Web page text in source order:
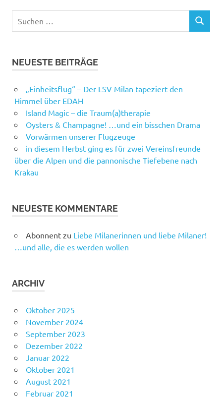
nach:
SUCHEN
NEUESTE BEITRÄGE
„Einheitsflug“ – Der LSV Milan tapeziert den
Himmel über EDAH
Island Magic – die Traum(a)therapie
Oysters & Champagne! …und ein bisschen Drama
Vorwärmen unserer Flugzeuge
in diesem Herbst ging es für zwei Vereinsfreunde
über die Alpen und die pannonische Tiefebene nach
Krakau
NEUESTE KOMMENTARE
Abonnentzu Liebe Milanerinnen und liebe Milaner!
…und alle, die es werden wollen
ARCHIV
Oktober 2025
November 2024
September 2023
Dezember 2022
Januar 2022
Oktober 2021
August 2021
Februar 2021